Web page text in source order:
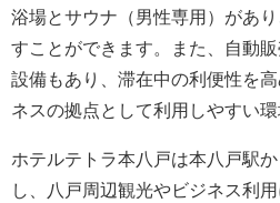
浴場とサウナ（男性専用）があ
すことができます。また、自動
設備もあり、滞在中の利便性を
ネスの拠点として利用しやすい
ホテルテトラ本八戸は本八戸駅
し、八戸周辺観光やビジネス利